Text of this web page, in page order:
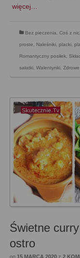
więcej…
Bez pieczenia Coś z
proste Naleśniki, placki,
Romantyczny posiłek
sałatki Walentynki
Świetne
ostro
on 15 MARCA 2020 z 2